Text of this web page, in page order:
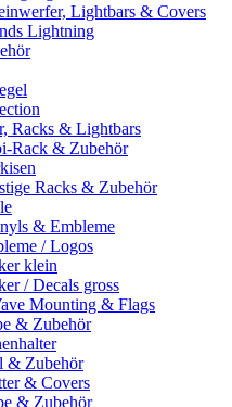
Lightbars & Covers
Lightning
Racks & Lightbars
Rack & Zubehör
Racks & Zubehör
& Embleme
/ Logos
klein
/ Decals gross
Mounting & Flags
& Zubehör
& Zubehör
& Covers
& Zubehör